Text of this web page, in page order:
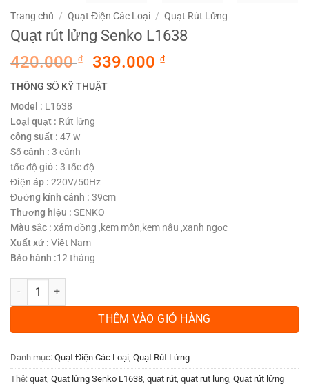
Trang chủ / Quạt Điện Các Loại / Quạt Rút Lửng
Quạt rút lửng Senko L1638
420.000₫
Giá
gốc
là:
339.000 ₫
THÔNG SỐ KỸ THUẬT
Model : L1638
Loại quạt : Rút lửng
công suất : 47 w
Số cánh : 3 cánh
tốc độ gió : 3 tốc độ
Điện áp : 220V/50Hz
Đường kính cánh : 39cm
Thương hiệu : SENKO
Màu sắc : xám đồng ,kem môn,kem nâu ,xanh ngọc
Xuất xứ : Việt Nam
Bảo hành :12 tháng
Quạt rút lửng Senko L1638 số lượng
THÊM VÀO GIỎ HÀNG
Danh mục: Quạt Điện Các Loại, Quạt Rút Lửng
Thẻ: quat, Quạt lửng Senko L1638, quạt rút, quat rut lung, Quạt rút lửng